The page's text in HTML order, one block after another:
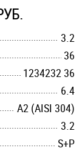
3.2
36
1234232 36
6.4
А2 (AISI 304)
3.2
S+P